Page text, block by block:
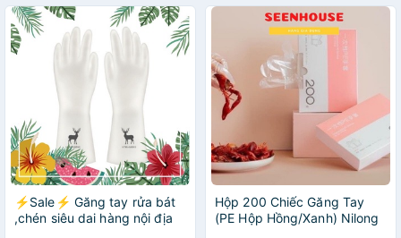
⚡Sale⚡ Găng tay rửa bát
,chén siêu dai hàng nội địa
Hộp 200 Chiếc Găng Tay
(PE Hộp Hồng/Xanh) Nilong